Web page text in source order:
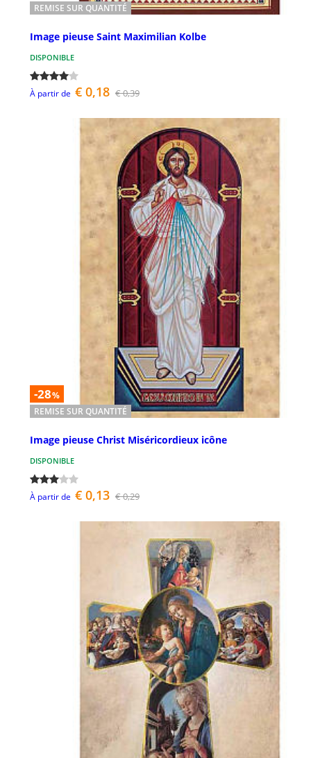
REMISE SUR QUANTITÉ
Image pieuse Saint Maximilian Kolbe
DISPONIBLE
À partir de € 0,18 € 0,39
-28%
REMISE SUR QUANTITÉ
Image pieuse Christ Miséricordieux icône
DISPONIBLE
À partir de € 0,13 € 0,29